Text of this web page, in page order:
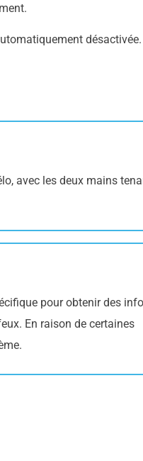
désactivée.
avec les deux mains
pour obtenir des
En raison de certaines